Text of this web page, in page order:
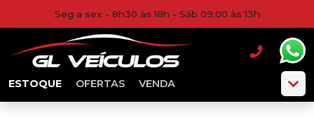
Seg a sex - 8h30 às 18h - Sáb 09:00 às 13h
ESTOQUE OFERTAS VENDA